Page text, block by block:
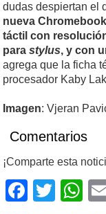
dudas despiertan el
nueva
táctil con
para stylus, y con
agrega que la ficha
procesador Kaby
Imagen: Vjeran
Comentarios
¡Comparte esta